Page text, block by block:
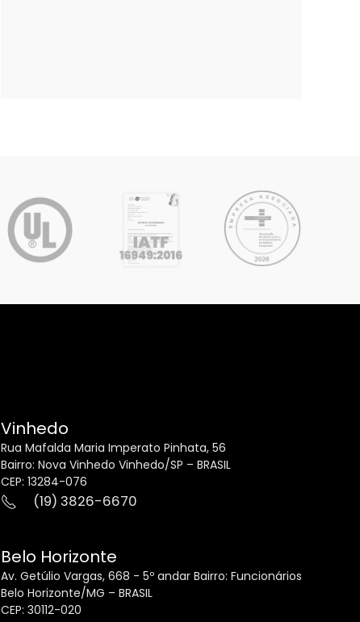
Vinhedo
Rua Mafalda Maria Imperato Pinhata, 56
Bairro: Nova Vinhedo Vinhedo/SP – BRASIL
CEP: 13284-076
(19) 3826-6670
Belo Horizonte
Av. Getúlio Vargas, 668 - 5º andar Bairro: Funcionários
Belo Horizonte/MG – BRASIL
CEP: 30112-020